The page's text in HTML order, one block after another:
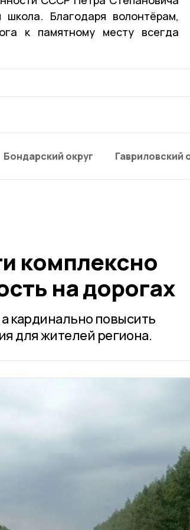
Благодаря волонтёрам,
к памятному месту всегда
Бондарский округ Гавриловский
комплексно
на дорогах
кардинально повысить
для жителей региона.